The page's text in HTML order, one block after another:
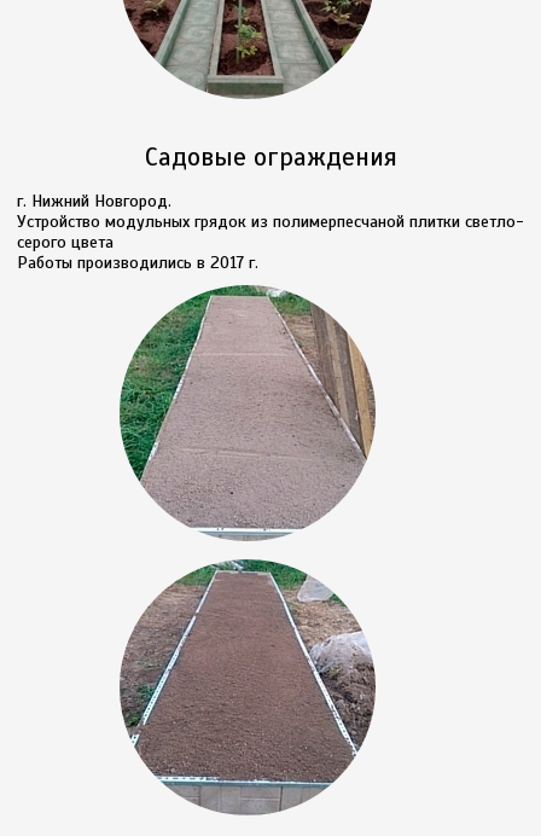
Садовые ограждения
г. Нижний Новгород.
Устройство модульных грядок из полимерпесчаной плитки светло-
серого цвета
Работы производились в 2017 г.